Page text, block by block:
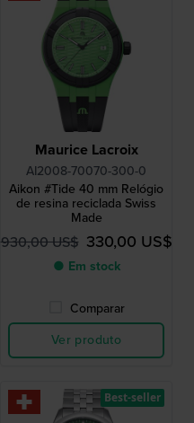
Maurice Lacroix
AI2008-70070-300-0
Aikon #Tide 40 mm Relógio
de resina reciclada Swiss
Made
930,00 US$ 330,00 US$
● Em stock
Comparar
Ver produto
Best-seller